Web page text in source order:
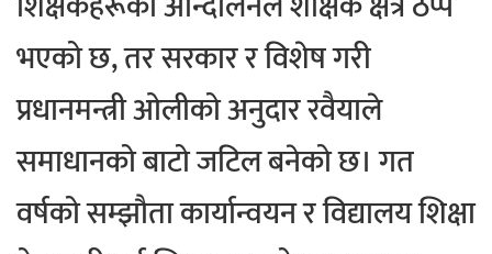
भएको छ, तर सरकार र विशेष गरी
प्रधानमन्त्री ओलीको अनुदार रवैयाले
समाधानको बाटो जटिल बनेको छ। गत
वर्षको सम्झौता कार्यान्वयन र विद्यालय शिक्षा